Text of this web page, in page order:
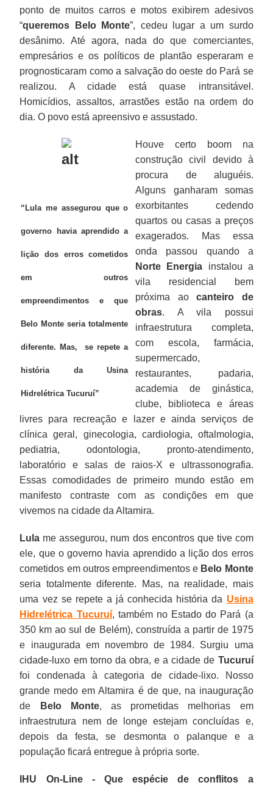
ponto de muitos carros e motos exibirem adesivos
“queremos Belo Monte”, cedeu lugar a um surdo
desânimo. Até agora, nada do que comerciantes,
empresários e os políticos de plantão esperaram e
prognosticaram como a salvação do oeste do Pará se
realizou. A cidade está quase intransitável.
Homicídios, assaltos, arrastões estão na ordem do
dia. O povo está apreensivo e assustado.
“Lula me assegurou que o
governo havia aprendido a
lição dos erros cometidos
em outros
empreendimentos e que
Belo Monte seria totalmente
diferente. Mas, se repete a
história da Usina
Hidrelétrica Tucuruí”
Houve certo boom na
construção civil devido à
procura de aluguéis.
Alguns ganharam somas
exorbitantes cedendo
quartos ou casas a preços
exagerados. Mas essa
onda passou quando a
Norte Energia instalou a
vila residencial bem
próxima aocanteiro de
obras. A vila possui
infraestrutura completa,
com escola, farmácia,
supermercado,
restaurantes, padaria,
academia de ginástica,
clube, biblioteca e áreas
livres para recreação e lazer e ainda serviços de
clínica geral, ginecologia, cardiologia, oftalmologia,
pediatria, odontologia, pronto-atendimento,
laboratório e salas de raios-X e ultrassonografia.
Essas comodidades de primeiro mundo estão em
manifesto contraste com as condições em que
vivemos na cidade da Altamira.
Lula me assegurou, num dos encontros que tive com
ele, que o governo havia aprendido a lição dos erros
cometidos em outros empreendimentos e Belo Monte
seria totalmente diferente. Mas, na realidade, mais
uma vez se repete a já conhecida história da Usina
Hidrelétrica Tucuruí, também no Estado do Pará (a
350 km ao sul de Belém), construída a partir de 1975
e inaugurada em novembro de 1984. Surgiu uma
cidade-luxo em torno da obra, e a cidade de Tucuruí
foi condenada à categoria de cidade-lixo. Nosso
grande medo em Altamira é de que, na inauguração
de
Belo Monte, as prometidas melhorias em
infraestrutura nem de longe estejam concluídas e,
depois da festa, se desmonta o palanque e a
população ficará entregue à própria sorte.
IHU On-Line - Que espécie de conflitos a